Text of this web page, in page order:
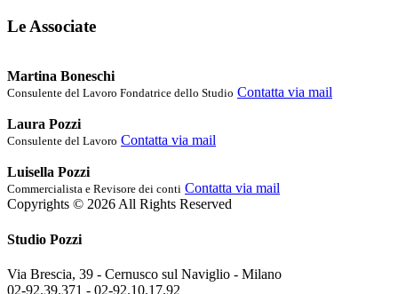
Le Associate
Martina Boneschi
Consulente del Lavoro Fondatrice dello Studio Contatta via mail
Laura Pozzi
Consulente del Lavoro Contatta via mail
Luisella Pozzi
Commercialista e Revisore dei conti Contatta via mail
Copyrights © 2026 All Rights Reserved
Studio Pozzi
Via Brescia, 39 - Cernusco sul Naviglio - Milano
02-92.39.371 - 02-92.10.17.92